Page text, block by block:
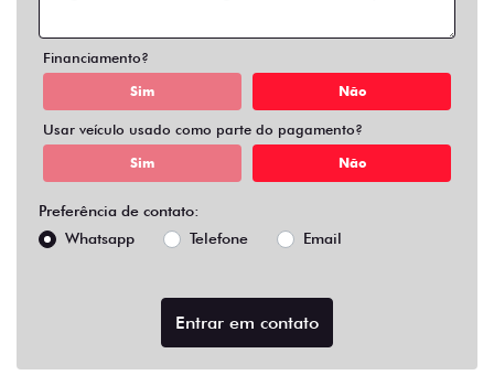
Financiamento?
Sim Não
Usar veículo usado como parte do pagamento?
Sim Não
Preferência de contato:
Whatsapp
Telefone Email
Entrar em contato